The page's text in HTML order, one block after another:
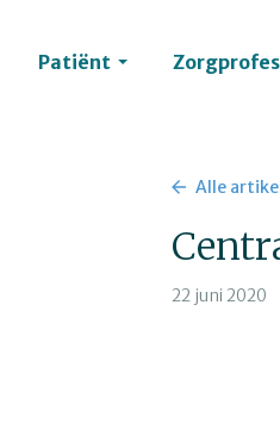
Patiënt
Alle
22 juni 2020